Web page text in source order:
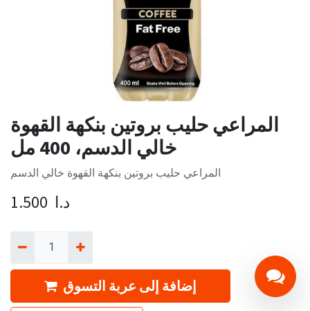
المراعي حليب بروتين بنكهة القهوة
خالي الدسم، 400 مل
المراعي حليب بروتين بنكهة القهوة خالي الدسم
1.500 د.ا
إضافة إلى عربة التسوق